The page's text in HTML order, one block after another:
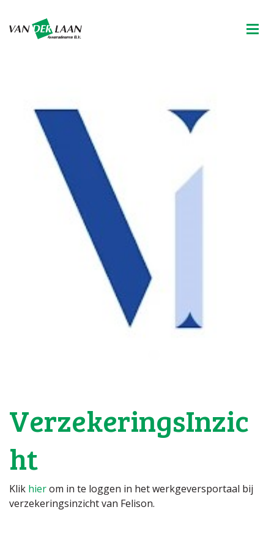
VerzekeringsInzic
ht
Klik hierom in te loggen in het werkgeversportaal bij
verzekeringsinzicht van Felison.